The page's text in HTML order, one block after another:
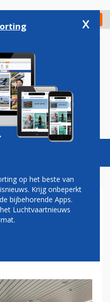
Check in
Vacatures
BOOS
x
op het beste van
Krijg onbeperkt
bijbehorende Apps.
Luchtvaartnieuws